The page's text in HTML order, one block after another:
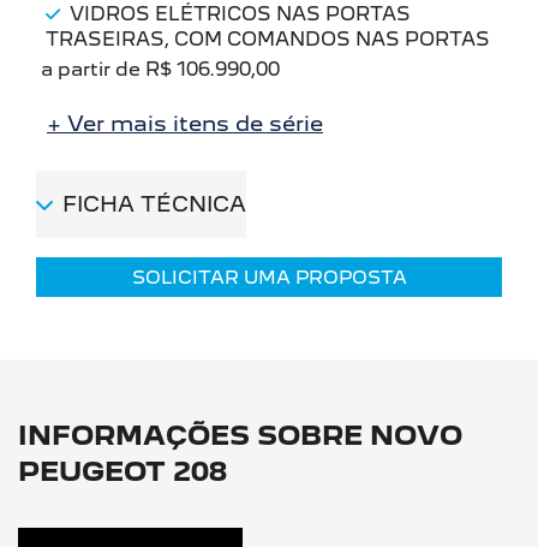
VIDROS ELÉTRICOS NAS PORTAS
TRASEIRAS, COM COMANDOS NAS PORTAS
a partir de R$ 106.990,00
+ Ver mais itens de série
FICHA TÉCNICA
SOLICITAR UMA PROPOSTA
INFORMAÇÕES SOBRE NOVO
PEUGEOT 208